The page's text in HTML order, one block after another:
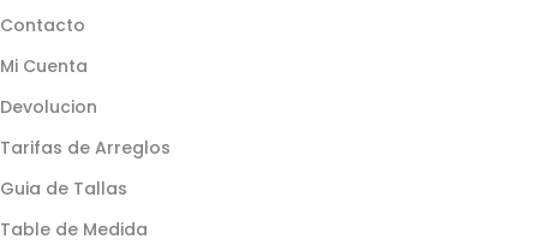
Contacto
Mi Cuenta
Devolucion
Tarifas de Arreglos
Guia de Tallas
Table de Medida